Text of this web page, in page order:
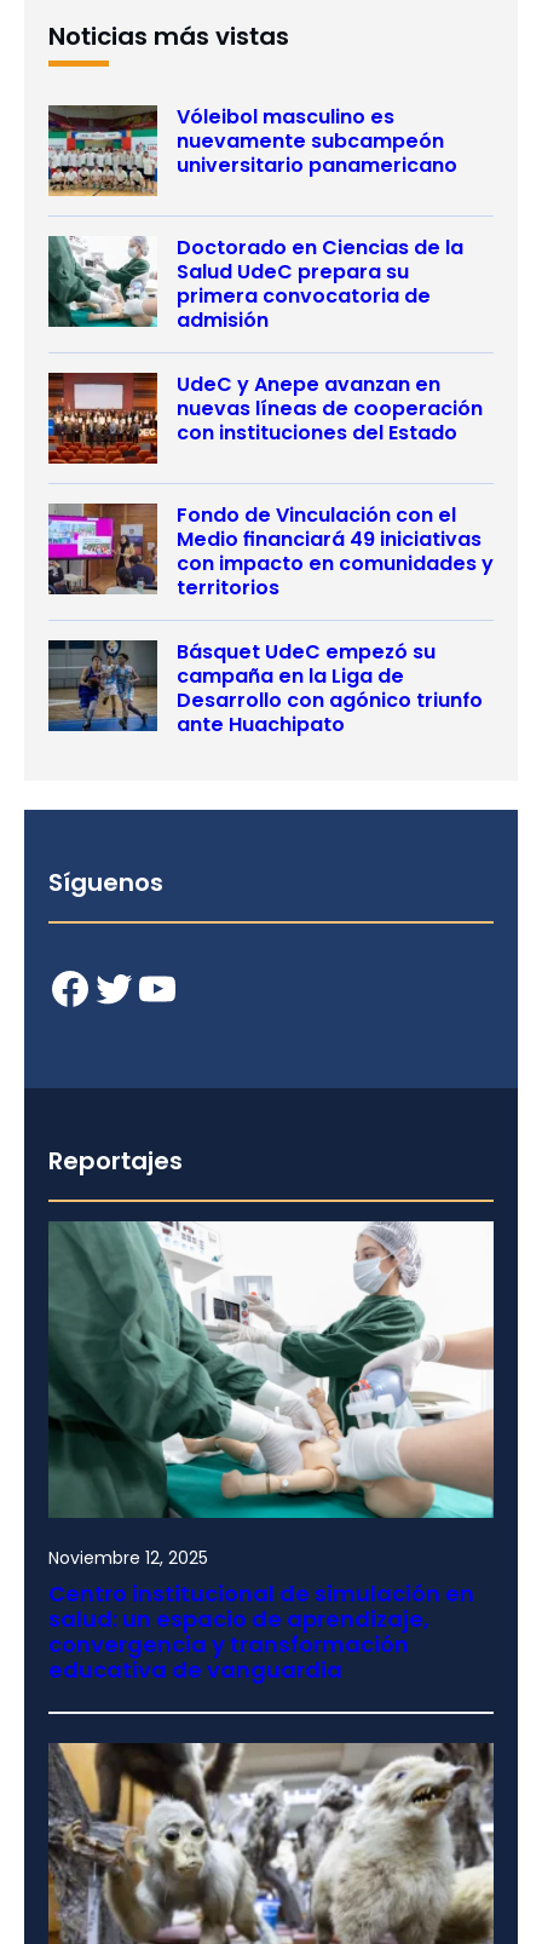
Noticias más vistas
Vóleibol masculino es
nuevamente subcampeón
universitario panamericano
Doctorado en Ciencias de la
Salud UdeC prepara su
primera convocatoria de
admisión
UdeC y Anepe avanzan en
nuevas líneas de cooperación
con instituciones del Estado
Fondo de Vinculación con el
Medio financiará 49 iniciativas
con impacto en comunidades y
territorios
Básquet UdeC empezó su
campaña en la Liga de
Desarrollo con agónico triunfo
ante Huachipato
Síguenos
Facebook Twitter YouTube
Reportajes
Noviembre 12, 2025
Centro institucional de simulación en
salud: un espacio de aprendizaje,
convergencia y transformación
educativa de vanguardia